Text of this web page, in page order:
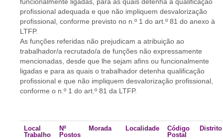
profissional adequada e que não impliquem desvalorização
profissional, conforme previsto no n.º 1 do art.º 81 do anexo à
LTFP.
As funções referidas não prejudicam a atribuição ao
trabalhador/a recrutado/a de funções não expressamente
mencionadas, desde que lhe sejam afins ou funcionalmente
ligadas e para as quais o trabalhador detenha qualificação
profissional e que não impliquem desvalorização profissional,
conforme o n.º 1 do art.º 81 da LTFP.
Local
Trabalho
Nº
Postos
Morada Localidade
Código
Postal
Distrito